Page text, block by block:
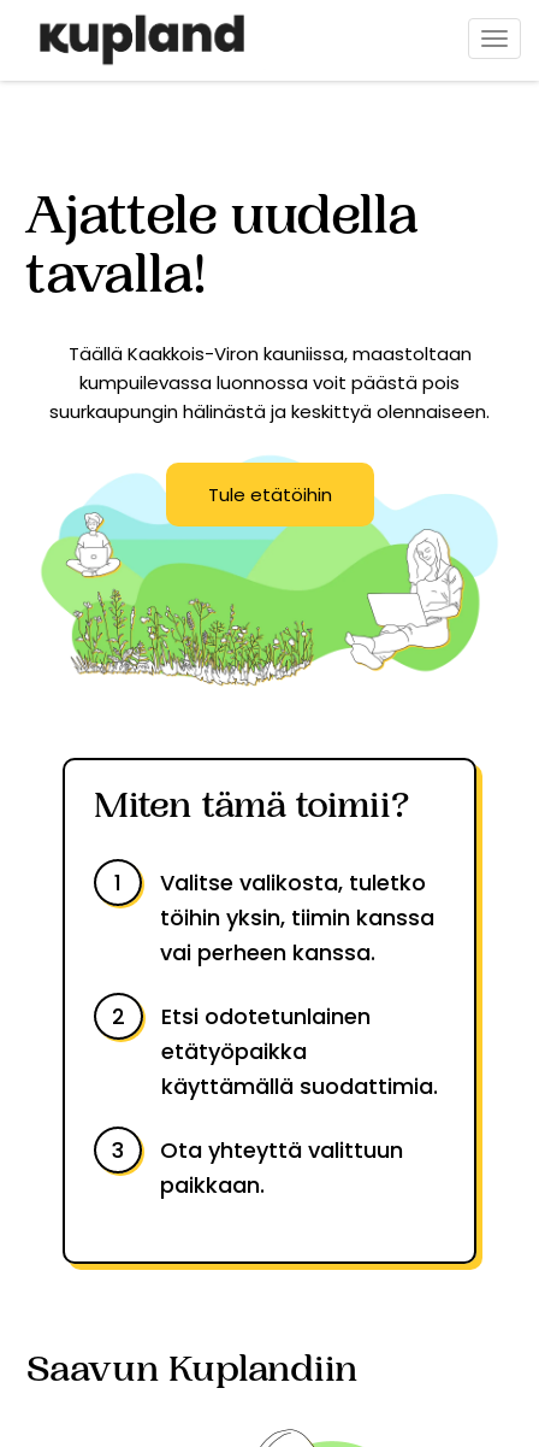
pääsisältöön
Ajattele uudella
tavalla!
Täällä Kaakkois-Viron kauniissa, maastoltaan
kumpuilevassa luonnossa voit päästä pois
suurkaupungin hälinästä ja keskittyä olennaiseen.
Tule etätöihin
Miten tämä toimii?
Valitse valikosta, tuletko
töihin yksin, tiimin kanssa
vai perheen kanssa.
Etsi odotetunlainen
etätyöpaikka
käyttämällä suodattimia.
Ota yhteyttä valittuun
paikkaan.
Saavun Kuplandiin